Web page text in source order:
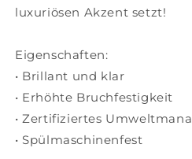
1590101
1590101
luxuriösen Akzent setzt!
Eigenschaften:
• Brillant und klar
• Erhöhte Bruchfestigkeit
• Zertifiziertes
• Spülmaschinenfest